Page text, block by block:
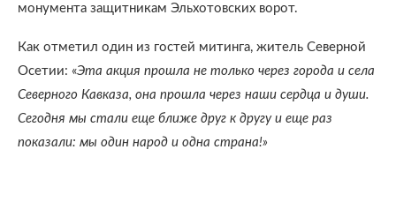
монумента защитникам Эльхотовских ворот.
Как отметил один из гостей митинга, житель Северной
Осетии: «Эта акция прошла не только через города и села
Северного Кавказа, она прошла через наши сердца и души.
Сегодня мы стали еще ближе друг к другу и еще раз
показали: мы один народ и одна страна!»